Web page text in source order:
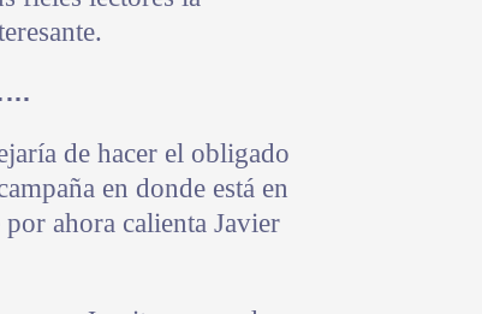
de hacer el obligado
en donde está en
ahora calienta Javier